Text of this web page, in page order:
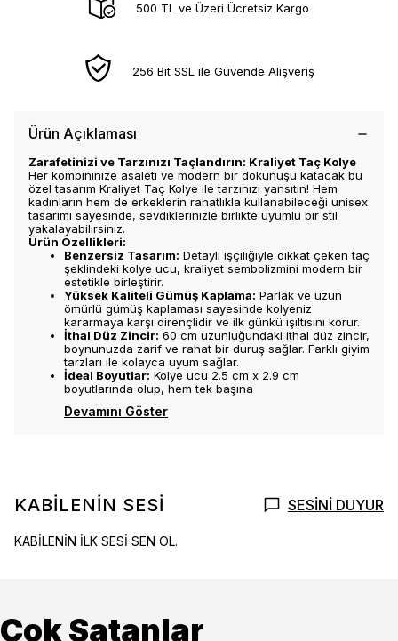
500 TL ve Üzeri Ücretsiz Kargo
256 Bit SSL ile Güvende Alışveriş
Ürün Açıklaması
Zarafetinizi ve Tarzınızı Taçlandırın: Kraliyet Taç Kolye
Her kombininize asaleti ve modern bir dokunuşu katacak bu
özel tasarım Kraliyet Taç Kolye ile tarzınızı yansıtın! Hem
kadınların hem de erkeklerin rahatlıkla kullanabileceği unisex
tasarımı sayesinde, sevdiklerinizle birlikte uyumlu bir stil
yakalayabilirsiniz.
Ürün Özellikleri:
Benzersiz Tasarım: Detaylı işçiliğiyle dikkat çeken taç
şeklindeki kolye ucu, kraliyet sembolizmini modern bir
estetikle birleştirir.
Yüksek Kaliteli Gümüş Kaplama: Parlak ve uzun
ömürlü gümüş kaplaması sayesinde kolyeniz
kararmaya karşı dirençlidir ve ilk günkü ışıltısını korur.
İthal Düz Zincir: 60 cm uzunluğundaki ithal düz zincir,
boynunuzda zarif ve rahat bir duruş sağlar. Farklı giyim
tarzları ile kolayca uyum sağlar.
İdeal Boyutlar: Kolye ucu 2.5 cm x 2.9 cm
boyutlarında olup, hem tek başına
Devamını Göster
KABİLENİN SESİ SESİNİ DUYUR
KABİLENİN İLK SESİ SEN OL.
Çok Satanlar